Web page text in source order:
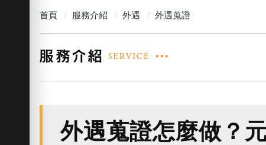
首頁 服務介紹 外遇 外遇蒐證
外遇蒐證怎麼做？